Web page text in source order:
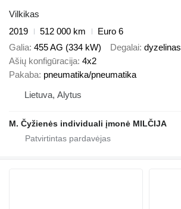
Vilkikas
2019
512 000 km
Euro 6
Galia 455 AG (334 kW) Degalai dyzelinas
Ašių konfigūracija 4x2
Pakaba pneumatika/pneumatika
Lietuva, Alytus
M. Čyžienės individuali įmonė MILČIJA